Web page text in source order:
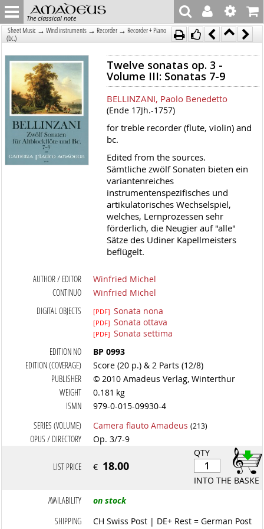
The classical note
Sheet Music → Wind instruments → Recorder → Recorder + Piano
(bc.)
Twelve sonatas op. 3 -
Volume III: Sonatas 7-9
BELLINZANI, Paolo Benedetto
(Ende 17Jh.-1757)
for treble recorder (flute, violin) and
bc.
Edited from the sources.
Sämtliche zwölf Sonaten bieten ein
variantenreiches
instrumentenspezifisches und
artikulatorisches Wechselspiel,
welches, Lernprozessen sehr
förderlich, die Neugier auf "alle"
Sätze des Udiner Kapellmeisters
beflügelt.
AUTHOR / EDITOR
Winfried Michel
CONTINUO
Winfried Michel
DIGITAL OBJECTS
[PDF] Sonata nona
[PDF] Sonata ottava
[PDF] Sonata settima
EDITION NO
BP 0993
EDITION (COVERAGE)
Score (20 p.) & 2 Parts (12/8)
PUBLISHER
© 2010 Amadeus Verlag, Winterthur
WEIGHT
0.181 kg
ISMN
979-0-015-09930-4
SERIES (VOLUME)
Camera flauto Amadeus (213)
OPUS / DIRECTORY
Op. 3/7-9
QTY
INTO THE BASKET
LIST PRICE € 18.00
AVAILABILITY
on stock
SHIPPING
CH Swiss Post | DE+ Rest = German Post